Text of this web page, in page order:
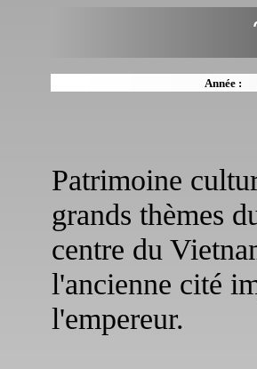
Année :
Patrimoine
grands thèmes
centre du
l'ancienne cité
l'empereur.